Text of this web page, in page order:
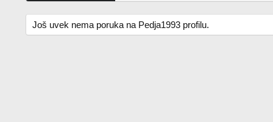
Još uvek nema poruka na Pedja1993 profilu.